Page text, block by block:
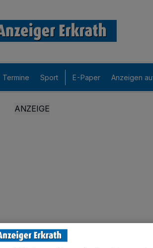
Termine Sport E-Paper Anzeigen